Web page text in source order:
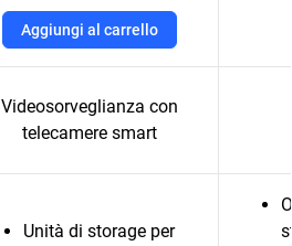
Aggiungi al carrello
Videosorveglianza con
telecamere smart
Unità di storage per